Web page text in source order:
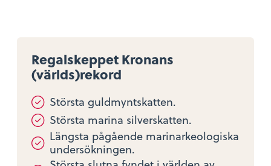
Regalskeppet Kronans
(världs)rekord
Största guldmyntskatten.
Största marina silverskatten.
Längsta pågående marinarkeologiska
undersökningen.